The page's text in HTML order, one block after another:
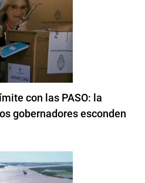
con las PASO: la
gobernadores esconden